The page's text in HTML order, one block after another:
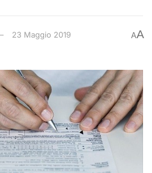
23 Maggio 2019 AA